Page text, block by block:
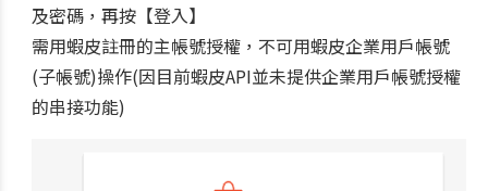
及密碼，再按【登入】
需用蝦皮註冊的主帳號授權，不可用蝦皮企業用戶帳號
(子帳號)操作(因目前蝦皮API並未提供企業用戶帳號授權
的串接功能)